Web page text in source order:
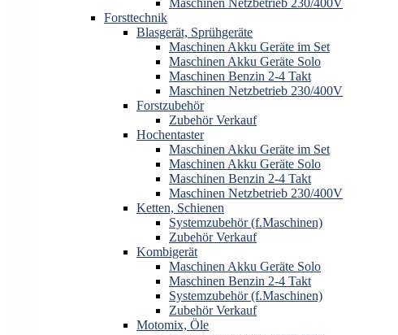
Maschinen Netzbetrieb 230/400V
Forsttechnik
Blasgerät, Sprühgeräte
Maschinen Akku Geräte im Set
Maschinen Akku Geräte Solo
Maschinen Benzin 2-4 Takt
Maschinen Netzbetrieb 230/400V
Forstzubehör
Zubehör Verkauf
Hochentaster
Maschinen Akku Geräte im Set
Maschinen Akku Geräte Solo
Maschinen Benzin 2-4 Takt
Maschinen Netzbetrieb 230/400V
Ketten, Schienen
Systemzubehör (f.Maschinen)
Zubehör Verkauf
Kombigerät
Maschinen Akku Geräte Solo
Maschinen Benzin 2-4 Takt
Systemzubehör (f.Maschinen)
Zubehör Verkauf
Motomix, Öle